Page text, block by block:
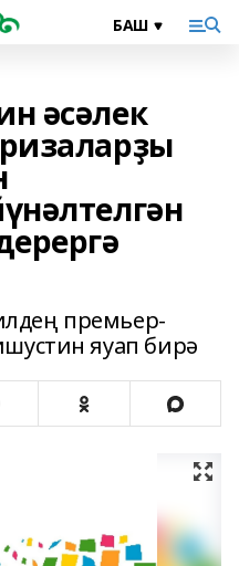
әсәлек
премьер-
яуап бирә